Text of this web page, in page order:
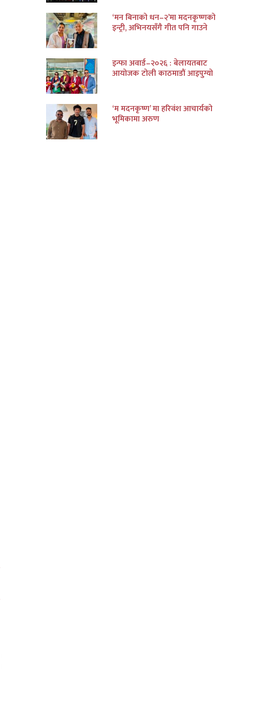
‘मन बिनाको धन–२’मा मदनकृष्णको
इन्ट्री, अभिनयसँगै गीत पनि गाउने
इन्फा अवार्ड–२०२६ : बेलायतबाट
आयोजक टोली काठमाडौं आइपुग्यो
‘म मदनकृष्ण’ मा हरिवंश आचार्यको
भूमिकामा अरुण